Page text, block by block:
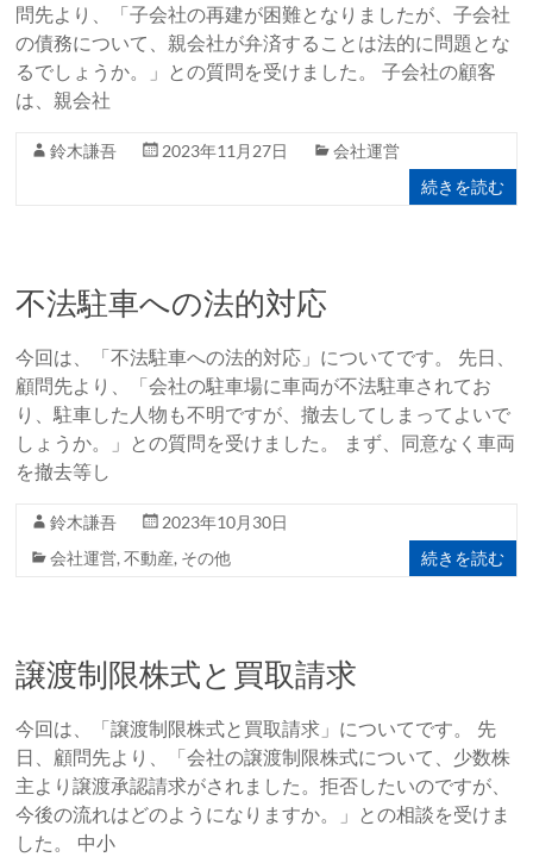
問先より、「子会社の再建が困難となりましたが、子会社
の債務について、親会社が弁済することは法的に問題とな
るでしょうか。」との質問を受けました。 子会社の顧客
は、親会社
鈴木謙吾 2023年11月27日 会社運営
続きを読む
不法駐車への法的対応
今回は、「不法駐車への法的対応」についてです。 先日、
顧問先より、「会社の駐車場に車両が不法駐車されてお
り、駐車した人物も不明ですが、撤去してしまってよいで
しょうか。」との質問を受けました。 まず、同意なく車両
を撤去等し
鈴木謙吾
2023年10月30日
会社運営,不動産, その他 続きを読む
譲渡制限株式と買取請求
今回は、「譲渡制限株式と買取請求」についてです。 先
日、顧問先より、「会社の譲渡制限株式について、少数株
主より譲渡承認請求がされました。拒否したいのですが、
今後の流れはどのようになりますか。」との相談を受けま
した。 中小